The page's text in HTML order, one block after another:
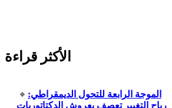
الأكثر قراءة
الموجة الرابعة للتحول الديمقراطي:
رياح التغيير تعصف بعروش الدكتاتوريات